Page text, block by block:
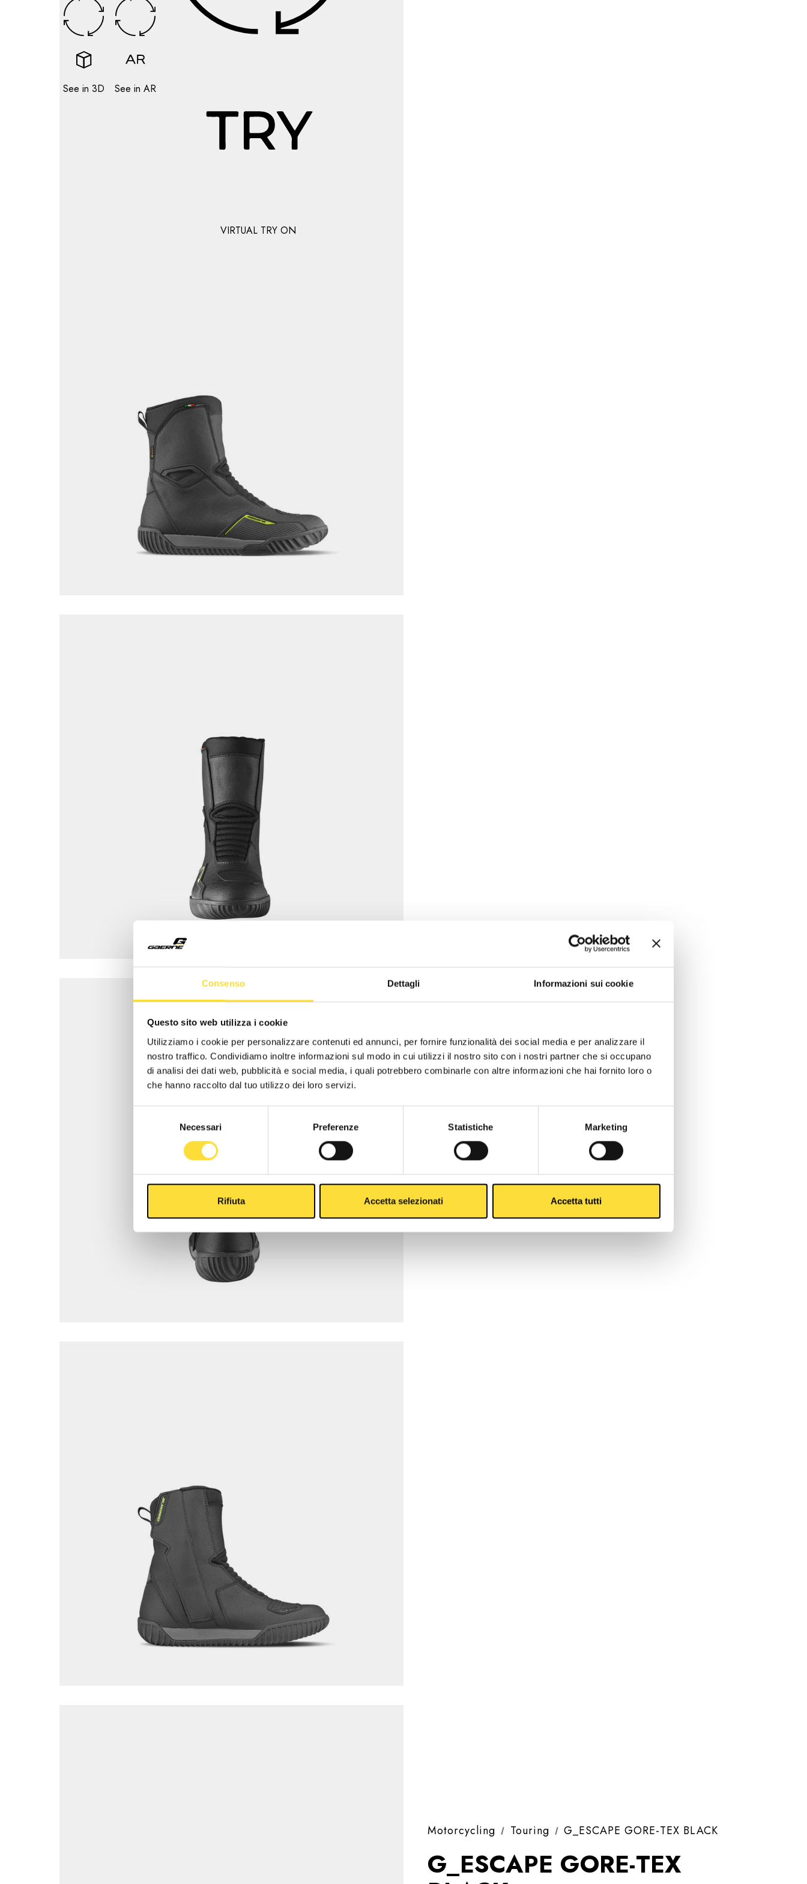
Consenso Dettagli Informazioni sui cookie
Questo sito web utilizza i cookie
Utilizziamo i cookie per personalizzare contenuti ed annunci, per fornire funzionalità dei social media e per analizzare il
nostro traffico. Condividiamo inoltre informazioni sul modo in cui utilizzi il nostro sito con i nostri partner che si occupano
di analisi dei dati web, pubblicità e social media, i quali potrebbero combinarle con altre informazioni che hai fornito loro o
che hanno raccolto dal tuo utilizzo dei loro servizi.
Necessari Preferenze Statistiche Marketing
Rifiuta Accetta selezionati Accetta tutti
See in 3D See in AR
VIRTUAL TRY ON
Motorcycling Touring G_ESCAPE GORE-TEX BLACK
G_ESCAPE GORE-TEX